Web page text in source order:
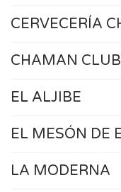
CERVECERÍA
CHAMAN CLUB
EL ALJIBE
EL MESÓN DE
LA MODERNA